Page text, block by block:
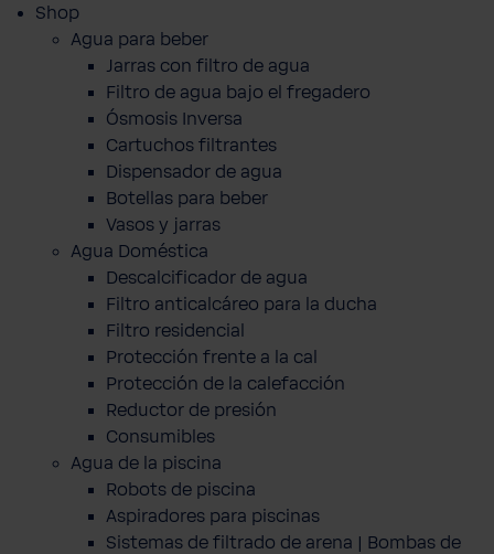
Shop
Agua para beber
Jarras con filtro de agua
Filtro de agua bajo el fregadero
Ósmosis Inversa
Cartuchos filtrantes
Dispensador de agua
Botellas para beber
Vasos y jarras
Agua Doméstica
Descalcificador de agua
Filtro anticalcáreo para la ducha
Filtro residencial
Protección frente a la cal
Protección de la calefacción
Reductor de presión
Consumibles
Agua de la piscina
Robots de piscina
Aspiradores para piscinas
Sistemas de filtrado de arena | Bombas de